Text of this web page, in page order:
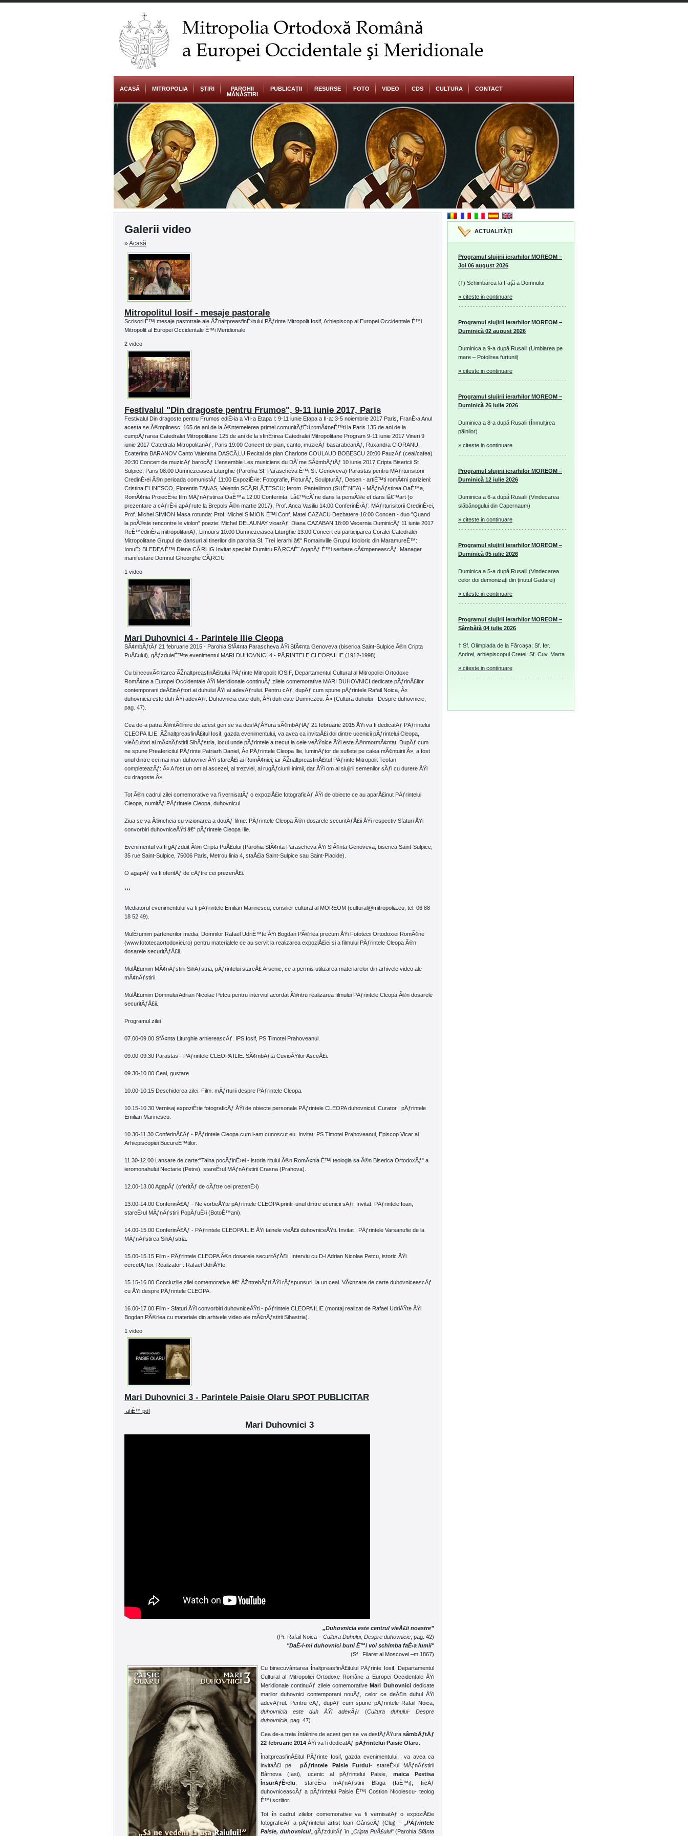
ACASĂ MITROPOLIA ȘTIRI
PAROHII
MĂNĂSTIRI
PUBLICAȚII RESURSE FOTO VIDEO CDS CULTURA CONTACT
Galerii video
»Acasă
Mitropolitul Iosif - mesaje pastorale
Scrisori È™i mesaje pastotrale ale ÃŽnaltpreasfinÈ›itului PÄƒrinte Mitropolit Iosif, Arhiepiscop al Europei Occidentale È™i
Mitropolit al Europei Occidentale È™i Meridionale
2 video
Festivalul "Din dragoste pentru Frumos", 9-11 iunie 2017, Paris
Festivalul Din dragoste pentru Frumos ediÈ›ia a VII-a Etapa I: 9-11 iunie Etapa a II-a: 3-5 noiembrie 2017 Paris, FranÈ›a Anul
acesta se Ã®mplinesc: 165 de ani de la Ã®ntemeierea primei comunitÄƒÈ›i romÃ¢neÈ™ti la Paris 135 de ani de la
cumpÄƒrarea Catedralei Mitropolitane 125 de ani de la sfinÈ›irea Catedralei Mitropolitane Program 9-11 iunie 2017 Vineri 9
iunie 2017 Catedrala MitropolitanÄƒ, Paris 19:00 Concert de pian, canto, muzicÄƒ basarabeanÄƒ, Ruxandra CIORANU,
Ecaterina BARANOV Canto Valentina DASCÄ‚LU Recital de pian Charlotte COULAUD BOBESCU 20:00 PauzÄƒ (ceai/cafea)
20:30 Concert de muzicÄƒ barocÄƒ L'ensemble Les musiciens du DÃ´me SÃ¢mbÄƒtÄƒ 10 iunie 2017 Cripta Bisericii St
Sulpice, Paris 08:00 Dumnezeiasca Liturghie (Parohia Sf. Parascheva È™i Sf. Genoveva) Parastas pentru MÄƒrturisitorii
CredinÈ›ei Ã®n perioada comunistÄƒ 11:00 ExpoziÈ›ie: Fotografie, PicturÄƒ, SculpturÄƒ, Desen - artiÈ™ti romÃ¢ni parizieni:
Cristina ELINESCO, Florentin TANAS, Valentin SCÄ‚RLÄ‚TESCU; Ierom. Pantelimon (SUÈ˜NEA) - MÄƒnÄƒstirea OaÈ™a,
RomÃ¢nia ProiecÈ›ie film MÄƒnÄƒstirea OaÈ™a 12:00 Conferinta: Lâ€™icÃ´ne dans la pensÃ©e et dans lâ€™art (o
prezentare a cÄƒrÈ›ii apÄƒrute la Brepols Ã®n martie 2017), Prof. Anca Vasiliu 14:00 ConferinÈ›Äƒ: MÄƒrturisitorii CredinÈ›ei,
Prof. Michel SIMION Masa rotunda: Prof. Michel SIMION È™i Conf. Matei CAZACU Dezbatere 16:00 Concert - duo "Quand
la poÃ©sie rencontre le violon" poezie: Michel DELAUNAY vioarÄƒ: Diana CAZABAN 18:00 Vecernia DuminicÄƒ 11 iunie 2017
ReÈ™edinÈ›a mitropolitanÄƒ, Limours 10:00 Dumnezeiasca Liturghie 13:00 Concert cu participarea Coralei Catedralei
Mitropolitane Grupul de dansuri al tinerilor din parohia Sf. Trei Ierarhi â€“ Romainville Grupul folcloric din MaramureÈ™:
IonuÈ› BLEDEA È™i Diana CÃ‚RLIG Invitat special: Dumitru FÄ‚RCAÈ˜ AgapÄƒ È™i serbare cÃ¢mpeneascÄƒ. Manager
manifestare Domnul Gheorghe CÃ‚RCIU
1 video
Mari Duhovnici 4 - Parintele Ilie Cleopa
SÃ¢mbÄƒtÄƒ 21 februarie 2015 - Parohia SfÃ¢nta Parascheva ÅŸi SfÃ¢nta Genoveva (biserica Saint-Sulpice Ã®n Cripta
PuÅ£ului), gÄƒzduieÈ™te evenimentul MARI DUHOVNICI 4 - PÄ‚RINTELE CLEOPA ILIE (1912-1998).
Cu binecuvÃ¢ntarea ÃŽnaltpreasfinÅ£itului PÄƒrinte Mitropolit IOSIF, Departamentul Cultural al Mitropoliei Ortodoxe
RomÃ¢ne a Europei Occidentale ÅŸi Meridionale continuÄƒ zilele comemorative MARI DUHOVNICI dedicate pÄƒrinÅ£ilor
contemporani deÅ£inÄƒtori ai duhului ÅŸi ai adevÄƒrului. Pentru cÄƒ, dupÄƒ cum spune pÄƒrintele Rafail Noica, Â«
duhovnicia este duh ÅŸi adevÄƒr. Duhovnicia este duh, ÅŸi duh este Dumnezeu. Â» (Cultura duhului - Despre duhovnicie,
pag. 47).
Cea de-a patra Ã®ntÃ¢lnire de acest gen se va desfÄƒÅŸura sÃ¢mbÄƒtÄƒ 21 februarie 2015 ÅŸi va fi dedicatÄƒ PÄƒrintelui
CLEOPA ILIE. ÃŽnaltpreasfinÅ£itul Iosif, gazda evenimentului, va avea ca invitaÅ£i doi dintre ucenicii pÄƒrintelui Cleopa,
vieÅ£uitori ai mÃ¢nÄƒstirii SihÄƒstria, locul unde pÄƒrintele a trecut la cele veÅŸnice ÅŸi este Ã®nmormÃ¢ntat. DupÄƒ cum
ne spune Preafericitul PÄƒrinte Patriarh Daniel, Â« PÄƒrintele Cleopa Ilie, luminÄƒtor de suflete pe calea mÃ¢ntuirii Â», a fost
unul dintre cei mai mari duhovnici ÅŸi stareÅ£i ai RomÃ¢niei; iar ÃŽnaltpreasfinÅ£itul PÄƒrinte Mitropolit Teofan
completeazÄƒ: Â« A fost un om al ascezei, al trezviei, al rugÄƒciunii inimii, dar ÅŸi om al slujirii semenilor sÄƒi cu durere ÅŸi
cu dragoste Â».
Tot Ã®n cadrul zilei comemorative va fi vernisatÄƒ o expoziÅ£ie fotograficÄƒ ÅŸi de obiecte ce au aparÅ£inut PÄƒrintelui
Cleopa, numitÄƒ PÄƒrintele Cleopa, duhovnicul.
Ziua se va Ã®ncheia cu vizionarea a douÄƒ filme: PÄƒrintele Cleopa Ã®n dosarele securitÄƒÅ£ii ÅŸi respectiv Sfaturi ÅŸi
convorbiri duhovniceÅŸti â€“ pÄƒrintele Cleopa Ilie.
Evenimentul va fi gÄƒzduit Ã®n Cripta PuÅ£ului (Parohia SfÃ¢nta Parascheva ÅŸi SfÃ¢nta Genoveva, biserica Saint-Sulpice,
35 rue Saint-Sulpice, 75006 Paris, Metrou linia 4, staÅ£ia Saint-Sulpice sau Saint-Placide).
O agapÄƒ va fi oferitÄƒ de cÄƒtre cei prezenÅ£i.
***
Mediatorul evenimentului va fi pÄƒrintele Emilian Marinescu, consilier cultural al MOREOM (cultural@mitropolia.eu; tel: 06 88
18 52 49).
MulÈ›umim partenerilor media, Domnilor Rafael UdriÈ™te ÅŸi Bogdan PÃ®rlea precum ÅŸi Fototecii Ortodoxiei RomÃ¢ne
(www.fototecaortodoxiei.ro) pentru materialele ce au servit la realizarea expoziÅ£iei si a filmului PÄƒrintele Cleopa Ã®n
dosarele securitÄƒÅ£ii.
MulÅ£umim MÃ¢nÄƒstirii SihÄƒstria, pÄƒrintelui stareÅ£ Arsenie, ce a permis utilizarea materiarelor din arhivele video ale
mÃ¢nÄƒstirii.
MulÅ£umim Domnului Adrian Nicolae Petcu pentru interviul acordat Ã®ntru realizarea filmului PÄƒrintele Cleopa Ã®n dosarele
securitÄƒÅ£ii.
Programul zilei
07.00-09.00 SfÃ¢nta Liturghie arhiereascÄƒ. IPS Iosif, PS Timotei Prahoveanul.
09.00-09.30 Parastas - PÄƒrintele CLEOPA ILIE. SÃ¢mbÄƒta CuvioÅŸilor AsceÅ£i.
09.30-10.00 Ceai, gustare.
10.00-10.15 Deschiderea zilei. Film: mÄƒrturii despre PÄƒrintele Cleopa.
10.15-10.30 Vernisaj expoziÈ›ie fotograficÄƒ ÅŸi de obiecte personale PÄƒrintele CLEOPA duhovnicul. Curator : pÄƒrintele
Emilian Marinescu.
10.30-11.30 ConferinÅ£Äƒ - PÄƒrintele Cleopa cum l-am cunoscut eu. Invitat: PS Timotei Prahoveanul, Episcop Vicar al
Arhiepiscopiei BucureÈ™tilor.
11.30-12.00 Lansare de carte:"Taina pocÄƒinÈ›ei - istoria ritului Ã®n RomÃ¢nia È™i teologia sa Ã®n Biserica OrtodoxÄƒ" a
ieromonahului Nectarie (Petre), stareÈ›ul MÄƒnÄƒstirii Crasna (Prahova).
12.00-13.00 AgapÄƒ (oferitÄƒ de cÄƒtre cei prezenÈ›i)
13.00-14.00 ConferinÅ£Äƒ - Ne vorbeÅŸte pÄƒrintele CLEOPA printr-unul dintre ucenicii sÄƒi. Invitat: PÄƒrintele Ioan,
stareÈ›ul MÄƒnÄƒstirii PopÄƒuÈ›i (BotoÈ™ani).
14.00-15.00 ConferinÅ£Äƒ - PÄƒrintele CLEOPA ILIE ÅŸi tainele vieÅ£ii duhovniceÅŸti. Invitat : PÄƒrintele Varsanufie de la
MÄƒnÄƒstirea SihÄƒstria.
15.00-15.15 Film - PÄƒrintele CLEOPA Ã®n dosarele securitÄƒÅ£ii. Interviu cu D-l Adrian Nicolae Petcu, istoric ÅŸi
cercetÄƒtor. Realizator : Rafael UdriÅŸte.
15.15-16.00 Concluziile zilei comemorative â€“ ÃŽntrebÄƒri ÅŸi rÄƒspunsuri, la un ceai. VÃ¢nzare de carte duhovniceascÄƒ
cu ÅŸi despre PÄƒrintele CLEOPA.
16.00-17.00 Film - Sfaturi ÅŸi convorbiri duhovniceÅŸti - pÄƒrintele CLEOPA ILIE (montaj realizat de Rafael UdriÅŸte ÅŸi
Bogdan PÃ®rlea cu materiale din arhivele video ale mÃ¢nÄƒstirii Sihastria).
1 video
Mari Duhovnici 3 - Parintele Paisie Olaru SPOT PUBLICITAR
afiÈ™ pdf
Mari Duhovnici 3
„Duhovnicia este centrul vieÅ£ii noastre”
(Pr. Rafail Noica – Cultura Duhului, Despre duhovnicie; pag. 42)
"DaÈ›i-mi duhovnici buni È™i voi schimba faÈ›a lumii"
(Sf . Filaret al Moscovei –m.1867)
Cu binecuvântarea ÎnaltpreasfinÅ£itului PÄƒrinte Iosif, Departamentul
Cultural al Mitropoliei Ortodoxe Române a Europei Occidentale ÅŸi
Meridionale continuÄƒ zilele comemorativeMari Duhovnicidedicate
marilor duhovnici contemporani nouÄƒ, celor ce deÅ£in duhul ÅŸi
adevÄƒrul. Pentru cÄƒ, dupÄƒ cum spune pÄƒrintele Rafail Noica,
duhovnicia este duh ÅŸi adevÄƒr(Cultura duhului- Despre
duhovnicie , pag. 47).
Cea de-a treia întâlnire de acest gen se va desfÄƒÅŸura sâmbÄƒtÄƒ
22 februarie 2014 ÅŸi va fi dedicatÄƒ pÄƒrintelui Paisie Olaru
ÎnaltpreasfinÅ£itul PÄƒrinte Iosif, gazda evenimentului, va avea ca
invitaÅ£i pepÄƒrintele Paisie Furdui- stareÈ›ul MÄƒnÄƒstirii
Bârnova (Iasi), ucenic al pÄƒrintelui Paisie, maica Pestisa
ÎnsurÄƒÈ›elu , stareÈ›a mÄƒnÄƒstirii Blaga (IaÈ™i), fiicÄƒ
duhovniceascÄƒ a pÄƒrintelui Paisie È™i Costion Nicolescu- teolog
È™i scriitor.
Tot în cadrul zilelor comemorative va fi vernisatÄƒ o expoziÅ£ie
fotograficÄƒ a pÄƒrintelui artist Ioan GânscÄƒ (Cluj) – „ PÄƒrintele
Paisie, duhovnicul„ gÄƒzduitÄƒ în „ Cripta PuÅ£ului" (ParohiaSfânta
ACTUALITĂŢI
Programul slujirii ierarhilor MOREOM –
Joi 06 august 2026
(†) Schimbarea la Faţă a Domnului
» citeste in continuare
Programul slujirii ierarhilor MOREOM –
Duminică 02 august 2026
Duminica a 9-a după Rusalii (Umblarea pe
mare – Potolirea furtunii)
» citeste in continuare
Programul slujirii ierarhilor MOREOM –
Duminică 26 iulie 2026
Duminica a 8-a după Rusalii (Înmulțirea
pâinilor)
» citeste in continuare
Programul slujirii ierarhilor MOREOM –
Duminică 12 iulie 2026
Duminica a 6-a după Rusalii (Vindecarea
slăbănogului din Capernaum)
» citeste in continuare
Programul slujirii ierarhilor MOREOM –
Duminică 05 iulie 2026
Duminica a 5-a după Rusalii (Vindecarea
celor doi demonizați din ținutul Gadarei)
» citeste in continuare
Programul slujirii ierarhilor MOREOM –
Sâmbătă 04 iulie 2026
† Sf. Olimpiada de la Fărcașa; Sf. Ier.
Andrei, arhiepiscopul Cretei; Sf. Cuv. Marta
» citeste in continuare